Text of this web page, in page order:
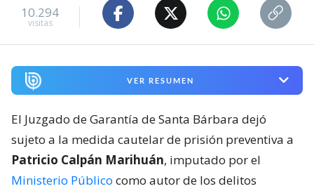
10.294
visitas
VER RESUMEN
El Juzgado de Garantía de Santa Bárbara dejó
sujeto a la medida cautelar de prisión preventiva a
Patricio Calpán Marihuán, imputado por el
Ministerio Público como autor de los delitos